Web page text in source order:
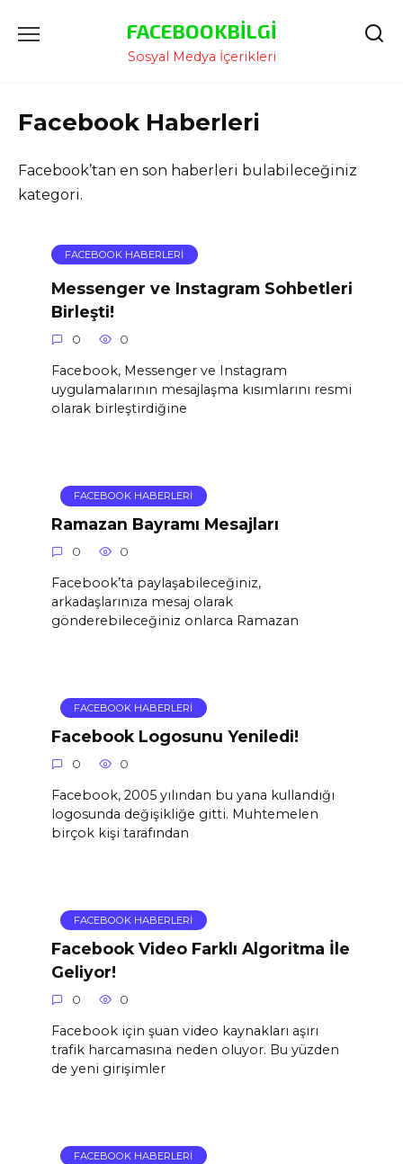
Atla
FACEBOOKBILGI
Sosyal Medya İçerikleri
Facebook Haberleri
Facebook’tan en son haberleri bulabileceğiniz
kategori.
FACEBOOK HABERLERI
Messenger ve Instagram Sohbetleri
Birleşti!
0 0
Facebook, Messenger ve Instagram
uygulamalarının mesajlaşma kısımlarını resmi
olarak birleştirdiğine
FACEBOOK HABERLERI
Ramazan Bayramı Mesajları
0 0
Facebook’ta paylaşabileceğiniz,
arkadaşlarınıza mesaj olarak
gönderebileceğiniz onlarca Ramazan
FACEBOOK HABERLERI
Facebook Logosunu Yeniledi!
0 0
Facebook, 2005 yılından bu yana kullandığı
logosunda değişikliğe gitti. Muhtemelen
birçok kişi tarafından
FACEBOOK HABERLERI
Facebook Video Farklı Algoritma İle
Geliyor!
0 0
Facebook için şuan video kaynakları aşırı
trafik harcamasına neden oluyor. Bu yüzden
de yeni girişimler
FACEBOOK HABERLERI